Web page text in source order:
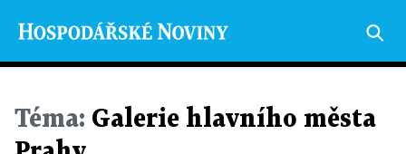
Téma: Galerie hlavního města